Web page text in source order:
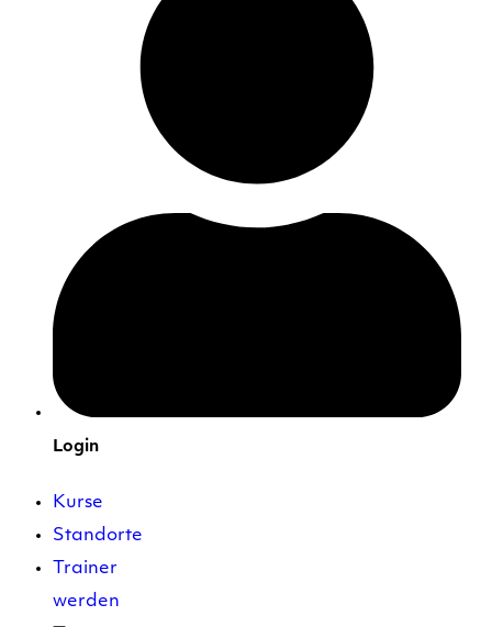
Login
Kurse
Standorte
Trainer
werden